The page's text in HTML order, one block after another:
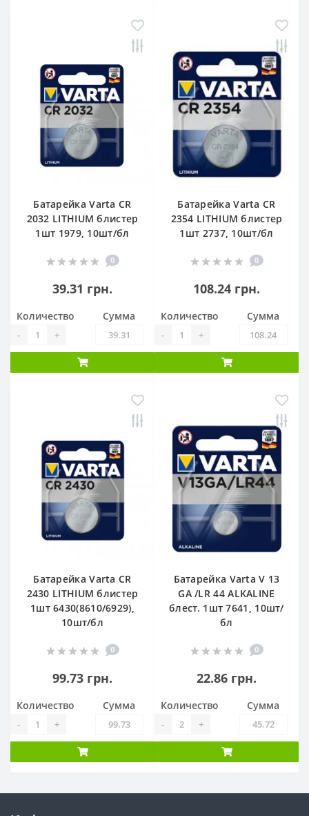
Батарейка Varta CR
2032 LITHIUM блистер
1шт 1979, 10шт/бл
0
39.31 грн.
Количество
- +
Сумма
Батарейка Varta CR
2354 LITHIUM блистер
1шт 2737, 10шт/бл
0
108.24 грн.
Количество
- +
Сумма
Батарейка Varta CR
2430 LITHIUM блистер
1шт 6430(8610/6929),
10шт/бл
0
99.73 грн.
Количество
- +
Сумма
Батарейка Varta V 13
GA /LR 44 ALKALINE
блест. 1шт 7641, 10шт/
бл
0
22.86 грн.
Количество
- +
Сумма